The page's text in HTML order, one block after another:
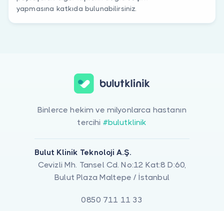
yapmasına katkıda bulunabilirsiniz.
Binlerce hekim ve milyonlarca hastanın
tercihi #bulutklinik
Bulut Klinik Teknoloji A.Ş.
Cevizli Mh. Tansel Cd. No:12 Kat:8 D:60,
Bulut Plaza Maltepe / İstanbul
0850 711 11 33